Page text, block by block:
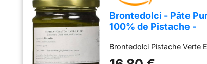
Brontedolci - Pâte
100% de Pistache -
190g
Brontedolci Pistache Verte